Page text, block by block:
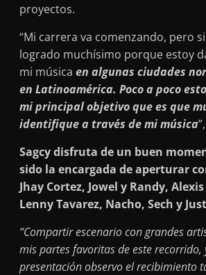
proyectos.
“Mi carrera va comenzando, pero
logrado muchísimo porque estoy
mi músicaen algunas ciudades
en Latinoamérica. Poco a poco
mi principal objetivo que es que
identifique a través de mi música
Sagcy disfruta de un buen
sido la encargada de aperturar
Jhay Cortez, Jowel y Randy,
Lenny Tavarez, Nacho, Sech y
“Compartir escenario con grandes
mis partes favoritas de este recorrido,
presentación observo el recibimiento